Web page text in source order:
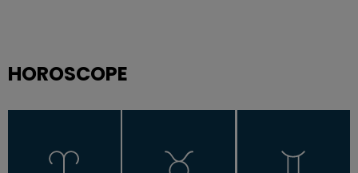
HOROSCOPE